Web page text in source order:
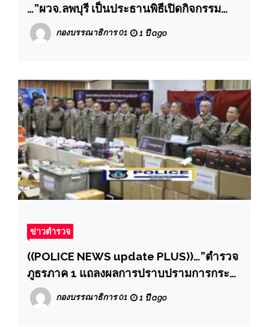
…”ผวจ.ลพบุรี เป็นประธานพิธีเปิดกิจกรรม
“Kick off ปฏิบัติการกวาดล้างยาเสพติด No
Drugs No Dealers ผนึกกำลัง ชุมชนปลอด
กองบรรณาธิการ 01 1 ปี ago
ข่าวตำรวจ
((POLICE NEWS update PLUS))…”ตำรวจ
ภูธรภาค 1 แถลงผลการปราบปรามการกระ
ทำผิดเกี่ยวกับบุหรี่ไฟฟ้า และผลการจับกุมคดี
สำคัญในรอบสัปดาห์ที่ผ่านมา อีก 5 คดี การ
กองบรรณาธิการ 01 1 ปี ago